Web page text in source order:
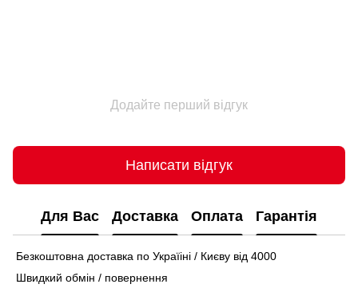
Додайте перший відгук
Написати відгук
Для Вас Доставка Оплата Гарантія
Безкоштовна доставка по Україіні / Києву від 4000
Швидкий обмін / повернення